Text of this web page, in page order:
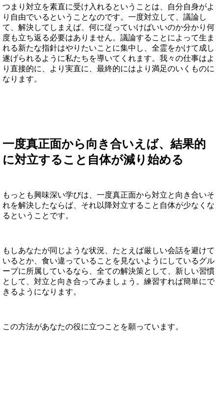
つまり対立を素直に受け入れるということは、自分自身がよ
り自由でいるということなのです。一度対立して、議論し
て、解決してしまえば、何に従っていけばいいのか分かり何
度も立ち返る必要はありません。議論することによって生ま
れる新たな指針はやりたいことに集中し、全霊をかけて成し
遂げられるように私たちを導いてくれます。我々の仕事はよ
り直接的に、より実直に、最終的にはより満足のいくものに
なります。
一度真正面から向き合いえば、結果的
に対立すること自体が減り始める
もっとも興味深い学びは、一度真正面から対立と向き合いそ
れを解決したならば、それ以降対立すること自体が少なくな
るということです。
もしあなたが同じような状況、たとえば厳しい会話を避けて
いるとか、食い違っていることを見ないようにしているグル
ープに所属しているなら、全ての解決策として、新しい習慣
として、対立と向き合ってみましょう。練習すれば簡単にで
きるようになります。
この方法があなたの役に立つことを願っています。